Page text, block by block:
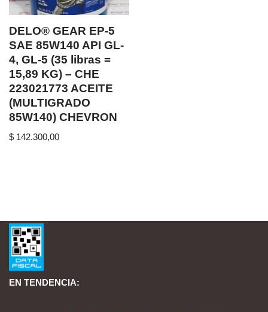
DELO® GEAR EP-5
SAE 85W140 API GL-
4, GL-5 (35 libras =
15,89 KG) – CHE
223021773 ACEITE
(MULTIGRADO
85W140) CHEVRON
$ 142.300,00
EN TENDENCIA: